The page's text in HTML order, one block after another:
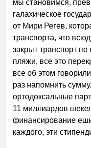
мы становимся,
галахическое
от Мири Регев,
транспорта, что
закрыт транспорт
пляжи, все это
все об этом
раз напомнить
ортодоксальные
11 миллиардов
финансирование
каждого, эти